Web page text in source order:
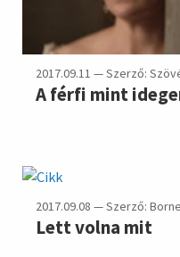
2017.09.11 — Szerző:
A férfi mint
2017.09.08 — Szerző:
Lett volna mit